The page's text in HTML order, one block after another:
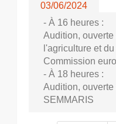
03/06/2024
- À 16 heures :
Audition,
l'agriculture et
Commission
- À 18 heures :
Audition,
SEMMARIS